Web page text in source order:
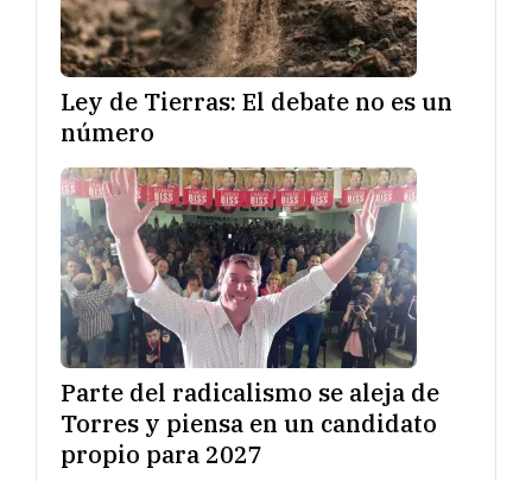
Ley de Tierras: El debate no es un
número
Parte del radicalismo se aleja de
Torres y piensa en un candidato
propio para 2027